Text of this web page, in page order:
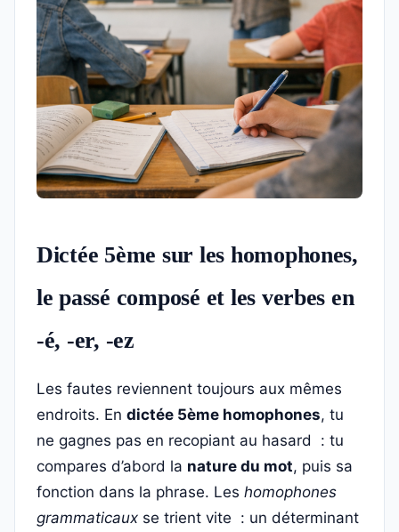
Dictée 5ème sur les homophones,
le passé composé et les verbes en
-é, -er, -ez
Les fautes reviennent toujours aux mêmes
endroits. En dictée 5ème homophones, tu
ne gagnes pas en recopiant au hasard : tu
compares d’abord la nature du mot, puis sa
fonction dans la phrase. Les homophones
grammaticaux se trient vite : un déterminant